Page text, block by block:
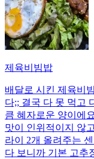
제육비빔밥
배달로 시킨 제육비
다;; 결국 다 못 먹고
큼 혜자로운 양이에
맛이 인위적이지 않
라이 2개 올려주는
다 보니까 기본 고추